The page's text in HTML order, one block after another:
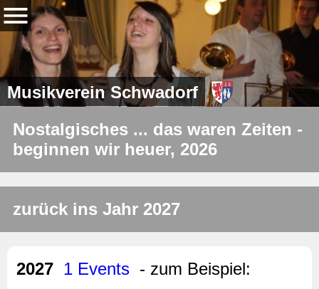
Musikverein Schwadorf
Nostalgisches ... das waren Zeiten -
beginnen wir heuer, 2026
zurück ins Jahr 2027
2027 1 Events - zum Beispiel: